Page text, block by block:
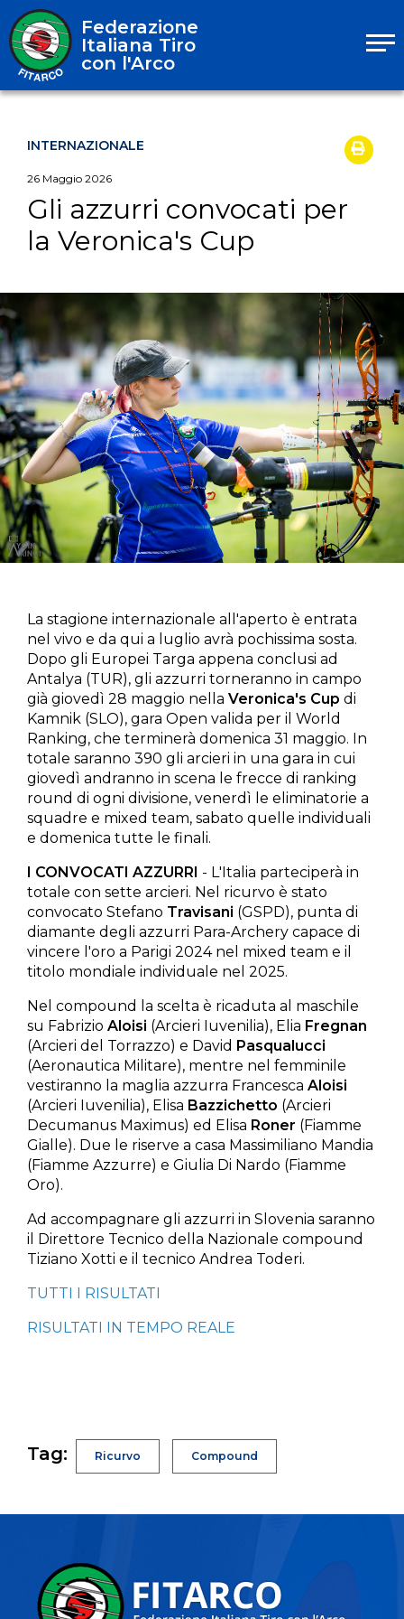
Federazione
Italiana Tiro
con l'Arco
INTERNAZIONALE
26 Maggio 2026
Gli azzurri convocati per
la Veronica's Cup
La stagione internazionale all'aperto è entrata
nel vivo e da qui a luglio avrà pochissima sosta.
Dopo gli Europei Targa appena conclusi ad
Antalya (TUR), gli azzurri torneranno in campo
già giovedì 28 maggio nella Veronica's Cup di
Kamnik (SLO), gara Open valida per il World
Ranking, che terminerà domenica 31 maggio. In
totale saranno 390 gli arcieri in una gara in cui
giovedì andranno in scena le frecce di ranking
round di ogni divisione, venerdì le eliminatorie a
squadre e mixed team, sabato quelle individuali
e domenica tutte le finali.
I CONVOCATI AZZURRI - L'Italia parteciperà in
totale con sette arcieri. Nel ricurvo è stato
convocato Stefano Travisani (GSPD), punta di
diamante degli azzurri Para-Archery capace di
vincere l'oro a Parigi 2024 nel mixed team e il
titolo mondiale individuale nel 2025.
Nel compound la scelta è ricaduta al maschile
su Fabrizio Aloisi (Arcieri Iuvenilia), Elia Fregnan
(Arcieri del Torrazzo) e David Pasqualucci
(Aeronautica Militare), mentre nel femminile
vestiranno la maglia azzurra Francesca Aloisi
(Arcieri Iuvenilia), Elisa Bazzichetto (Arcieri
Decumanus Maximus) ed Elisa Roner (Fiamme
Gialle). Due le riserve a casa Massimiliano Mandia
(Fiamme Azzurre) e Giulia Di Nardo (Fiamme
Oro).
Ad accompagnare gli azzurri in Slovenia saranno
il Direttore Tecnico della Nazionale compound
Tiziano Xotti e il tecnico Andrea Toderi.
TUTTI I RISULTATI
RISULTATI IN TEMPO REALE
Tag: Ricurvo Compound